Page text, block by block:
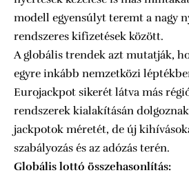
modell egyensúlyt teremt a nagy
rendszeres kifizetések között.
A globális trendek azt mutatják,
egyre inkább nemzetközi
Eurojackpot sikerét látva más
rendszerek kialakításán
jackpotok méretét, de új
szabályozás és az adózás terén.
Globális lottó összehasonlítás: